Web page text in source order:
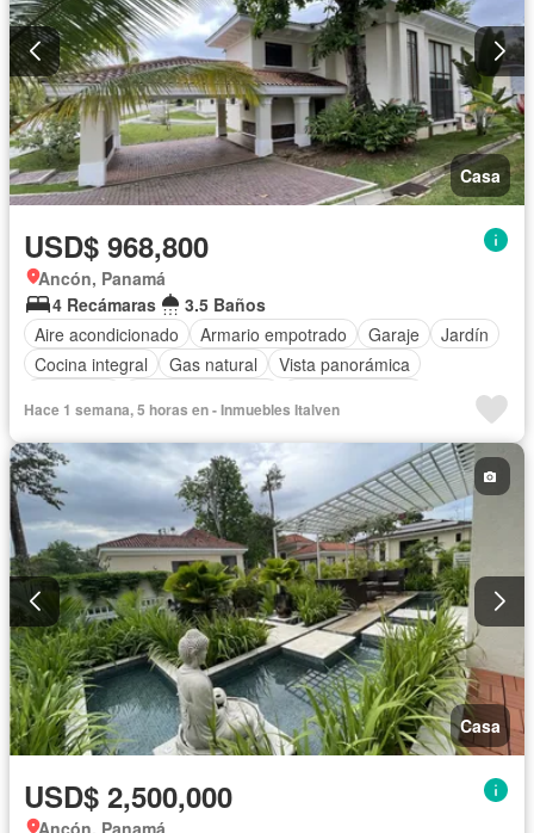
Casa
USD$ 968,800
Ancón, Panamá
4 Recámaras
3.5 Baños
Aire acondicionado
Armario empotrado Garaje
Jardín
Cocina integral
Gas natural
Vista panorámica
Hace 1 semana, 5 horas en - Inmuebles Italven
Casa
USD$ 2,500,000
Ancón, Panamá